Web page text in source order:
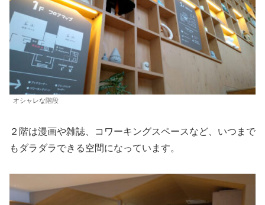
オシャレな階段
２階は漫画や雑誌、コワーキングスペースなど、いつまで
もダラダラできる空間になっています。